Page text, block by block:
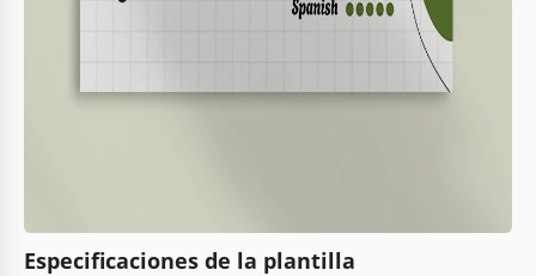
Especificaciones de la plantilla